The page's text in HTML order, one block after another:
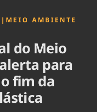
| MEIO AMBIENTE
do Meio
para
fim da